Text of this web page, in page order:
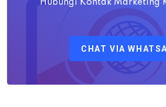
Pertanahan
Kota
Hubungi Kontak Marketing
CHAT VIA